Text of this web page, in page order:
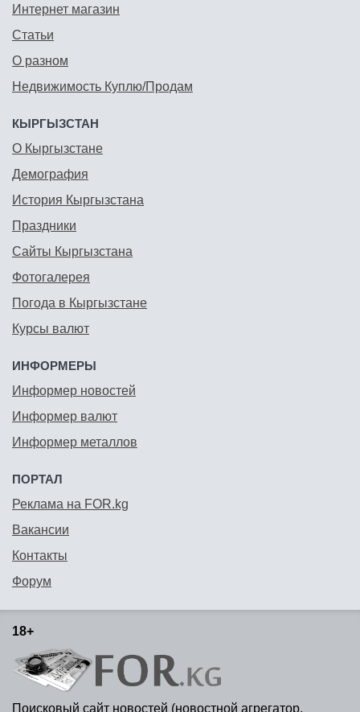
Интернет магазин
Статьи
О разном
Недвижимость Куплю/Продам
КЫРГЫЗСТАН
О Кыргызстане
Демография
История Кыргызстана
Праздники
Сайты Кыргызстана
Фотогалерея
Погода в Кыргызстане
Курсы валют
ИНФОРМЕРЫ
Информер новостей
Информер валют
Информер металлов
ПОРТАЛ
Реклама на FOR.kg
Вакансии
Контакты
Форум
18+
Поисковый сайт новостей (новостной агрегатор,